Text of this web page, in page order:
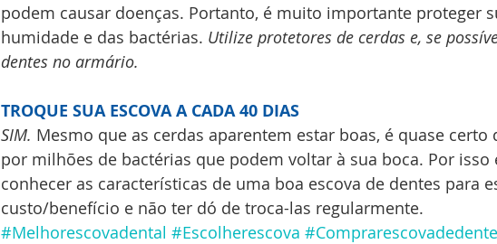
podem causar doenças. Portanto, é muito importante proteger
humidade e das bactérias. Utilize protetores de cerdas e, se
dentes no armário.
TROQUE SUA ESCOVA A CADA 40 DIAS
SIM. Mesmo que as cerdas aparentem estar boas, é quase certo
por milhões de bactérias que podem voltar à sua boca. Por
conhecer as características de uma boa escova de dentes para
custo/benefício e não ter dó de troca-las regularmente.
#Melhorescovadental #Escolherescova